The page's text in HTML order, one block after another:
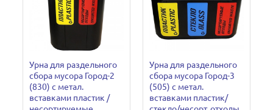
Урна для раздельного
сбора мусора Город-2
(830) с метал.
вставками пластик /
Урна для раздельного
сбора мусора Город-3
(505) с метал.
вставками пластик/